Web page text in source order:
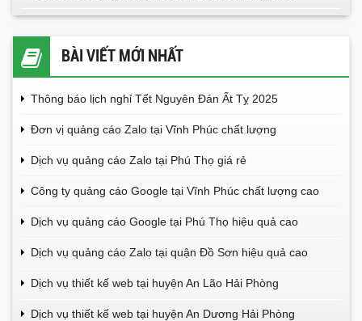
BÀI VIẾT MỚI NHẤT
Thông báo lịch nghỉ Tết Nguyên Đán Ất Tỵ 2025
Đơn vị quảng cáo Zalo tại Vĩnh Phúc chất lượng
Dịch vụ quảng cáo Zalo tại Phú Thọ giá rẻ
Công ty quảng cáo Google tại Vĩnh Phúc chất lượng cao
Dịch vụ quảng cáo Google tại Phú Thọ hiệu quả cao
Dịch vụ quảng cáo Zalo tại quận Đồ Sơn hiệu quả cao
Dịch vụ thiết kế web tại huyện An Lão Hải Phòng
Dịch vụ thiết kế web tại huyện An Dương Hải Phòng